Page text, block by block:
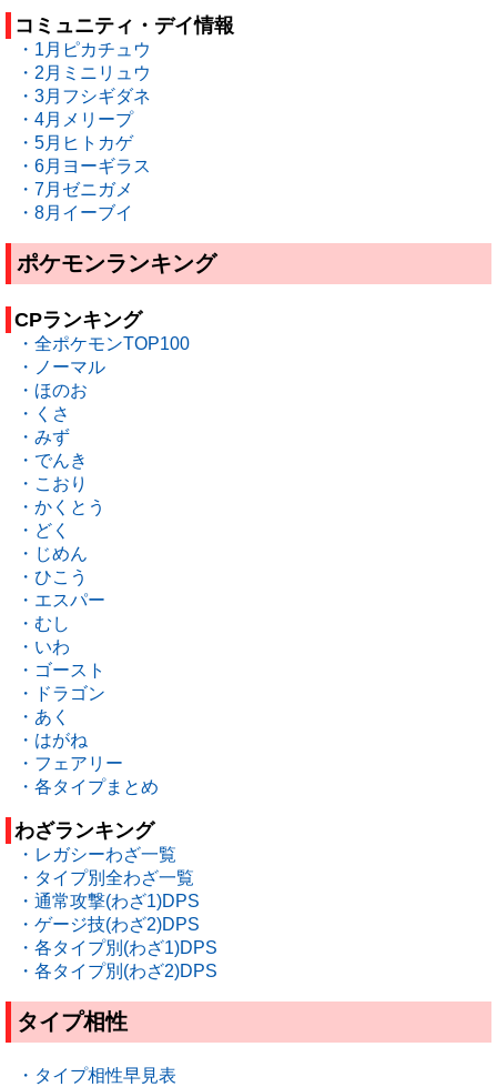
コミュニティ・デイ情報
・1月ピカチュウ
・2月ミニリュウ
・3月フシギダネ
・4月メリープ
・5月ヒトカゲ
・6月ヨーギラス
・7月ゼニガメ
・8月イーブイ
ポケモンランキング
CPランキング
・全ポケモンTOP100
・ノーマル
・ほのお
・くさ
・みず
・でんき
・こおり
・かくとう
・どく
・じめん
・ひこう
・エスパー
・むし
・いわ
・ゴースト
・ドラゴン
・あく
・はがね
・フェアリー
・各タイプまとめ
わざランキング
・レガシーわざ一覧
・タイプ別全わざ一覧
・通常攻撃(わざ1)DPS
・ゲージ技(わざ2)DPS
・各タイプ別(わざ1)DPS
・各タイプ別(わざ2)DPS
タイプ相性
・タイプ相性早見表